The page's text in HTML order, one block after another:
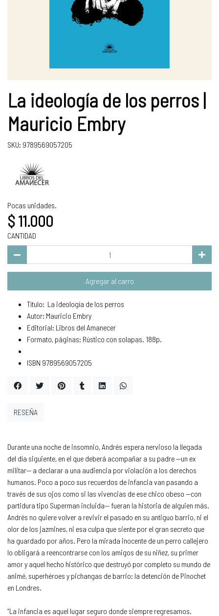
La ideología de los perros |
Mauricio Embry
SKU: 9789569057205
Pocas unidades.
$ 11.000
CANTIDAD
Agregar al carro
Título: La ideología de los perros
Autor: Mauricio Embry
Editorial: Libros del Amanecer
Formato, páginas: Rústico con solapas. 188p.
ISBN 9789569057205
Durante una noche de insomnio, Andrés espera nervioso la llegada
del día siguiente, en el que deberá acompañar a su padre —un ex
militar— a declarar a una audiencia por violación a los derechos
humanos. Poco a poco sus recuerdos de infancia van pasando a
través de sus ojos como si las vivencias de ese chico obeso —con
partidura tipo Superman incluida— fueran la historia de alguien más.
Andrés no quiere volver a revivir el pasado en su antiguo barrio, ni el
olor de los jazmines, ni esa culpa que siente por el gran secreto que
ha guardado por años. Pero la mirada inocente de un perro callejero
lo obligará a reencontrarse con los amigos de su niñez, su primer
amor y aquel hecho histórico que destruyó por completo su mundo de
animé, superhéroes y pichangas de barrio: la detención de Pinochet
en Londres.
“La infancia es aquel lugar seguro donde siempre regresamos.
RESEÑA